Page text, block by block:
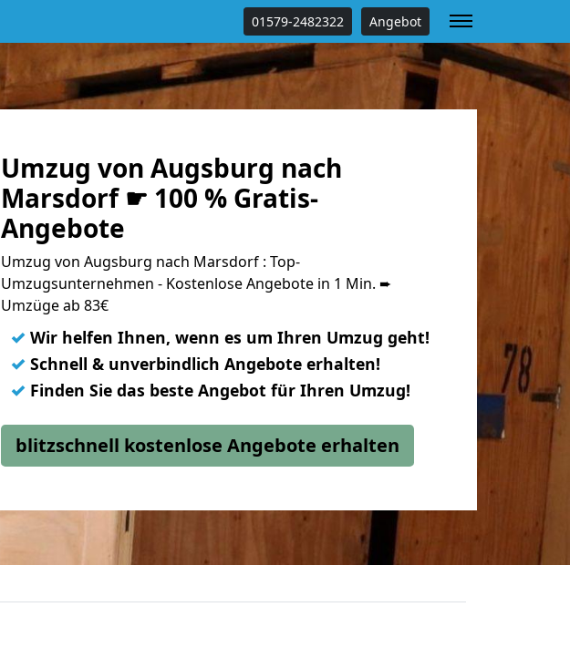
01579-2482322 Angebot
Umzug von Augsburg nach
Marsdorf ☛ 100 % Gratis-
Angebote
Umzug von Augsburg nach Marsdorf : Top-
Umzugsunternehmen - Kostenlose Angebote in 1 Min. ➨
Umzüge ab 83€
✓ Wir helfen Ihnen, wenn es um Ihren Umzug geht!
✓ Schnell & unverbindlich Angebote erhalten!
✓ Finden Sie das beste Angebot für Ihren Umzug!
blitzschnell kostenlose Angebote erhalten